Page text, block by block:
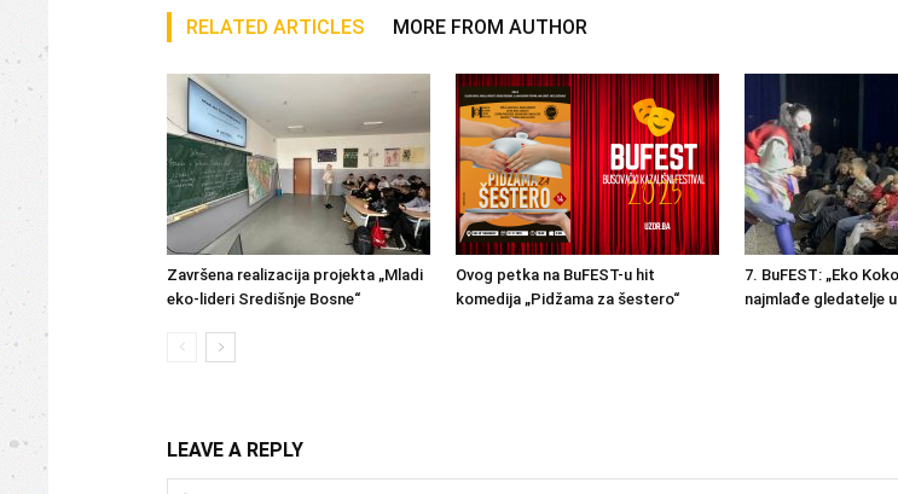
RELATED ARTICLES MORE FROM AUTHOR
Završena realizacija projekta „Mladi
eko-lideri Središnje Bosne“
Ovog petka na BuFEST-u hit
komedija „Pidžama za šestero“
7. BuFEST: „Eko
najmlađe gledatelje
LEAVE A REPLY